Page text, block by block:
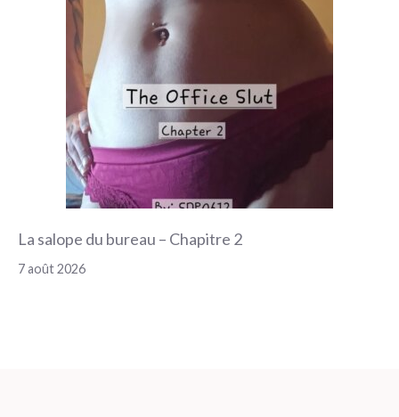
La salope du bureau – Chapitre 2
7 août 2026